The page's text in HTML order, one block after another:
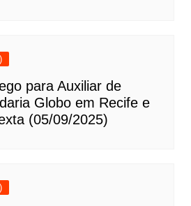
para Auxiliar de
Globo em Recife e
(05/09/2025)